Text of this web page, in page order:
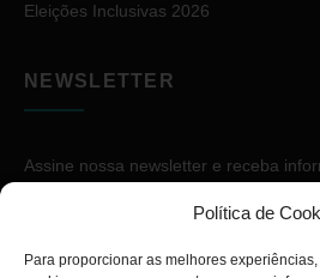
Política de
Para proporcionar as melhores
Eleições Inclusivas 2026
NEWSLETTER
Assine nossa newsletter e receba